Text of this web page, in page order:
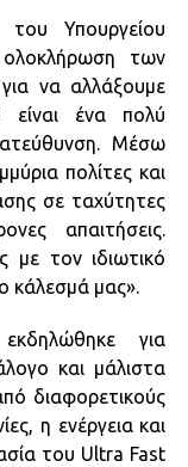
Υπουργείου
ολοκλήρωση των
να αλλάξουμε
ένα πολύ
Μέσω
πολίτες και
σε ταχύτητες
απαιτήσεις.
με τον ιδιωτικό
κάλεσμά μας».
για
και μάλιστα
διαφορετικούς
η ενέργεια και
του Ultra Fast